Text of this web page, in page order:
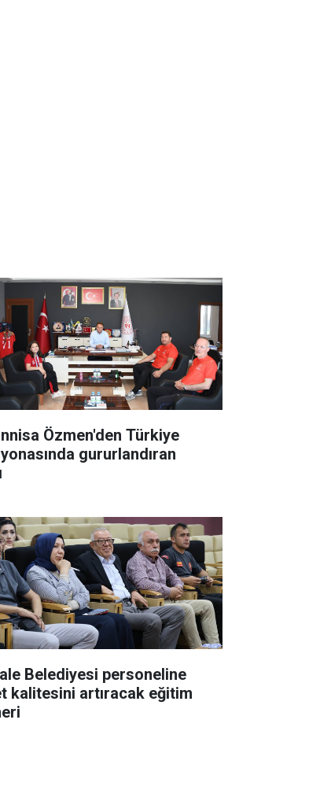
Özmen'den Türkiye
gururlandıran
Belediyesi personeline
kalitesini artıracak eğitim